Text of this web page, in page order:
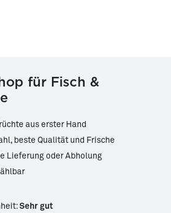
für Fisch &
aus erster Hand
beste Qualität und Frische
Lieferung oder Abholung
Sehr gut